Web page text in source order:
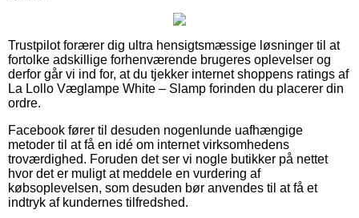
Trustpilot forærer dig ultra hensigtsmæssige løsninger til at
fortolke adskillige forhenværende brugeres oplevelser og
derfor går vi ind for, at du tjekker internet shoppens ratings af
La Lollo Væglampe White – Slamp forinden du placerer din
ordre.
Facebook fører til desuden nogenlunde uafhængige
metoder til at få en idé om internet virksomhedens
troværdighed. Foruden det ser vi nogle butikker på nettet
hvor det er muligt at meddele en vurdering af
købsoplevelsen, som desuden bør anvendes til at få et
indtryk af kundernes tilfredshed.